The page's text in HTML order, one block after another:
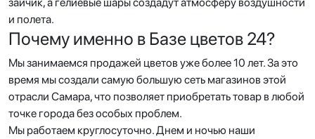
и полета.
Почему именно в Базе цветов 24?
Мы занимаемся продажей цветов уже более 10 лет. За это
время мы создали самую большую сеть магазинов этой
отрасли Самара, что позволяет приобретать товар в любой
точке города без особых проблем.
Мы работаем круглосуточно. Днем и ночью наши